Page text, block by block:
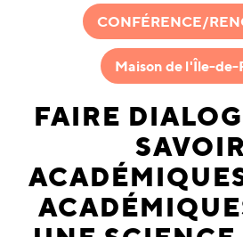
CONFÉRENCE/
Maison de l'Île-de-
FAIRE